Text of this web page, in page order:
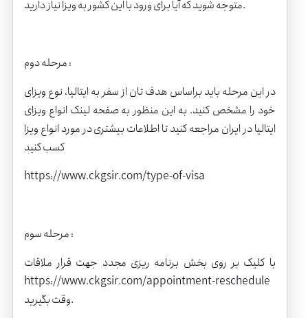
متوجه شوید که آیا برای ورود با این کشور به ویزا نیاز دارید.
مرحله دوم :
در این مرحله باید براساس هدف تان از سفر به ایتالیا، نوع ویزای
خود را مشخص کنید. به این منظور به صفحه لینک انواع ویزای
ایتالیا در ایران مراجعه کنید تا اطلاعات بیشتری در مورد انواع ویزا
کسب کنید
https://www.ckgsir.com/type-of-visa
مرحله سوم :
با کلیک بر روی بخش برنامه ریزی مجدد جهت قرار ملاقات
https://www.ckgsir.com/appointment-reschedule
وقت بگیرید.